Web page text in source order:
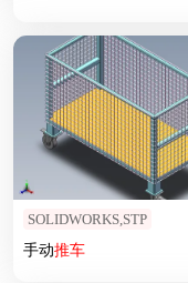
SOLIDWORKS,STP
手动推车